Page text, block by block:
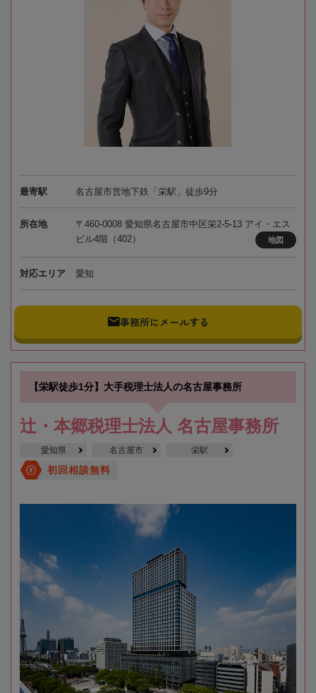
最寄駅 名古屋市営地下鉄「栄駅」徒歩9分
所在地
〒460-0008 愛知県名古屋市中区栄2-5-13 アイ・エス
ビル4階（402）
地図
対応エリア 愛知
事務所にメールする
【栄駅徒歩1分】大手税理士法人の名古屋事務所
辻・本郷税理士法人 名古屋事務所
愛知県 名古屋市 栄駅
初回相談無料